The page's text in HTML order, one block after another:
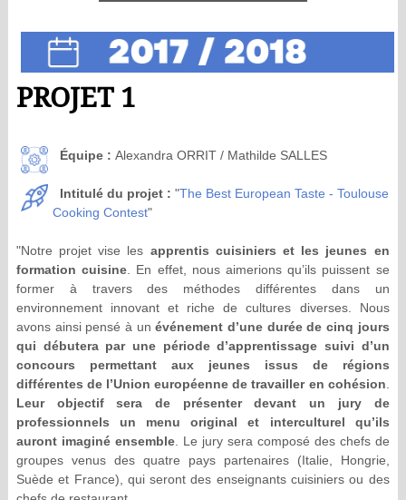
PROJET 1
Équipe : Alexandra ORRIT / Mathilde SALLES
Intitulé du projet : "The Best European Taste - Toulouse
Cooking Contest"
"Notre projet vise les apprentis cuisiniers et les jeunes en
formation cuisine. En effet, nous aimerions qu’ils puissent se
former à travers des méthodes différentes dans un
environnement innovant et riche de cultures diverses. Nous
avons ainsi pensé à unévénement d’une durée de cinq jours
qui débutera par une période d’apprentissage suivi d’un
concours permettant aux jeunes issus de régions
différentes de l’Union européenne de travailler en cohésion.
Leur objectif sera de présenter devant un jury de
professionnels un menu original et interculturel qu’ils
auront imaginé ensemble. Le jury sera composé des chefs de
groupes venus des quatre pays partenaires (Italie, Hongrie,
Suède et France), qui seront des enseignants cuisiniers ou des